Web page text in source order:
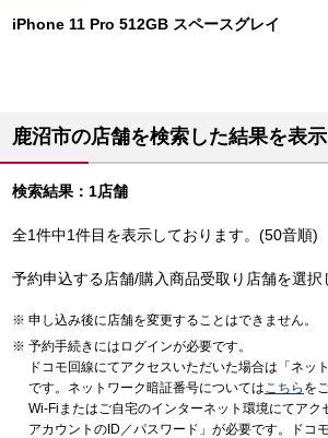
iPhone 11 Pro 512GB スペースグレイ
鹿沼市の店舗を検索した結果を表
検索結果：1店舗
全1件中1件目を表示しております。(50音順)
予約申込する店舗/購入商品受取り店舗を選択
申し込み後に店舗を変更することはできません。
予約手続きにはログインが必要です。
ドコモ回線にてアクセスいただいた場合は「ネッ
です。ネットワーク暗証番号についてはこちら を
Wi-Fiまたはご自宅のインターネット環境にてアク
アカウントのID／パスワード」が必要です。ドコ